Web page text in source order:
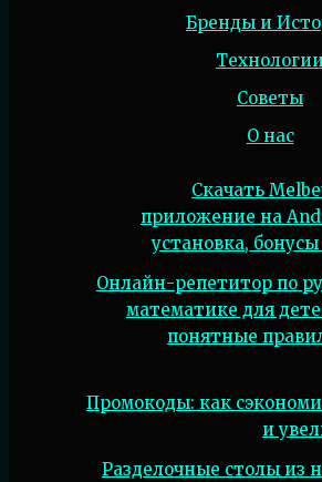
Бренды и
Технологии
Советы
О нас
Скачать
приложение на
установка,
Онлайн-репетитор по
математике для
понятные
Промокоды: как
и
Разделочные столы из